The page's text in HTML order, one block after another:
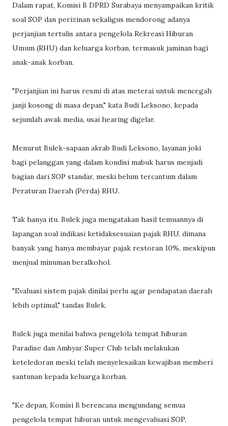
Dalam rapat, Komisi B DPRD Surabaya menyampaikan kritik
soal SOP dan perizinan sekaligus mendorong adanya
perjanjian tertulis antara pengelola Rekreasi Hiburan
Umum (RHU) dan keluarga korban, termasuk jaminan bagi
anak-anak korban.
"Perjanjian ini harus resmi di atas meterai untuk mencegah
janji kosong di masa depan," kata Budi Leksono, kepada
sejumlah awak media, usai hearing digelar.
Menurut Bulek-sapaan akrab Budi Leksono, layanan joki
bagi pelanggan yang dalam kondisi mabuk harus menjadi
bagian dari SOP standar, meski belum tercantum dalam
Peraturan Daerah (Perda) RHU.
Tak hanya itu. Bulek juga mengatakan hasil temuannya di
lapangan soal indikasi ketidaksesuaian pajak RHU, dimana
banyak yang hanya membayar pajak restoran 10%, meskipun
menjual minuman beralkohol.
"Evaluasi sistem pajak dinilai perlu agar pendapatan daerah
lebih optimal," tandas Bulek.
Bulek juga menilai bahwa pengelola tempat hiburan
Paradise dan Ambyar Super Club telah melakukan
keteledoran meski telah menyelesaikan kewajiban memberi
santunan kepada keluarga korban.
"Ke depan, Komisi B berencana mengundang semua
pengelola tempat hiburan untuk mengevaluasi SOP,